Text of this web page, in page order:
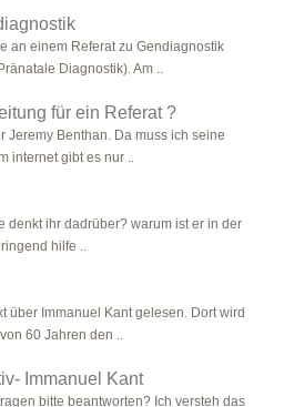
an einem Referat zu Gendiagnostik
Diagnostik). Am ..
für ein Referat ?
Jeremy Benthan. Da muss ich seine
internet gibt es nur ..
denkt ihr dadrüber? warum ist er in der
hilfe ..
über Immanuel Kant gelesen. Dort wird
60 Jahren den ..
Immanuel Kant
bitte beantworten? Ich versteh das